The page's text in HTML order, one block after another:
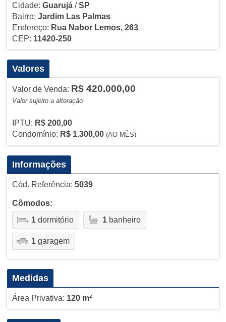
Cidade: Guarujá/SP
Bairro: Jardim Las Palmas
Endereço: Rua Nabor Lemos, 263
CEP: 11420-250
Valores
Valor de Venda: R$ 420.000,00
Valor sujeito a alteração
IPTU: R$ 200,00
Condomínio: R$ 1.300,00 (AO MÊS)
Informações
Cód. Referência: 5039
Cômodos:
1dormitório 1banheiro
1garagem
Medidas
Área Privativa: 120 m²